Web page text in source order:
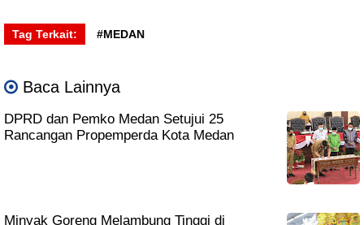
Tag Terkait: #MEDAN
Baca Lainnya
DPRD dan Pemko Medan Setujui 25
Rancangan Propemperda Kota Medan
Minyak Goreng Melambung Tinggi di